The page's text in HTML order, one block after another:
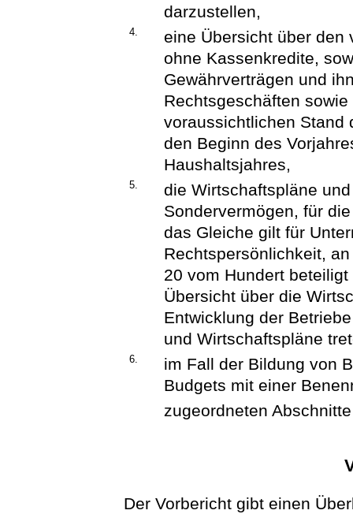
darzustellen,
4.
eine Übersicht über den
ohne Kassenkredite,
Gewährverträgen und
Rechtsgeschäften
voraussichtlichen Stand
den Beginn des
Haushaltsjahres,
5.
die Wirtschaftspläne
Sondervermögen, für
das Gleiche gilt für
Rechtspersönlichkeit,
20 vom Hundert
Übersicht über die
Entwicklung der
und Wirtschaftspläne
6.
im Fall der Bildung von
Budgets mit einer
zugeordneten
Der Vorbericht gibt einen